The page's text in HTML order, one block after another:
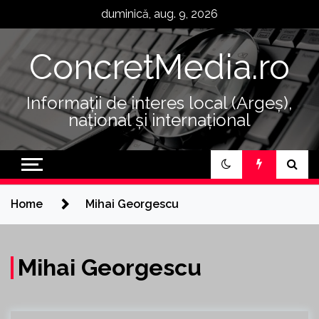
duminică, aug. 9, 2026
ConcretMedia.ro
Informații de interes local (Argeș),
național și internațional
Home Mihai Georgescu
Mihai Georgescu